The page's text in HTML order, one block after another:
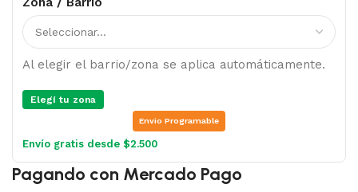
Al elegir el barrio/zona se aplica automáticamente.
Elegí tu zona
Envio Programable
Envío gratis desde $2.500
Pagando con Mercado Pago